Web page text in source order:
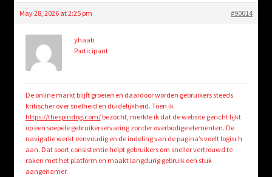
May 28, 2026 at 2:25 pm #90014
yhaab
Participant
De online markt blijft groeien en daardoor worden gebruikers steeds
kritischer over snelheid en duidelijkheid. Toen ik
https://thespindog.com/bezocht, merkte ik dat de website gericht lijkt
op een soepele gebruikerservaring zonder overbodige elementen. De
navigatie werkt eenvoudig en de indeling van de pagina’s voelt logisch
aan. Dat soort consistentie helpt gebruikers om sneller vertrouwd te
raken met het platform en maakt langdurig gebruik een stuk
aangenamer.